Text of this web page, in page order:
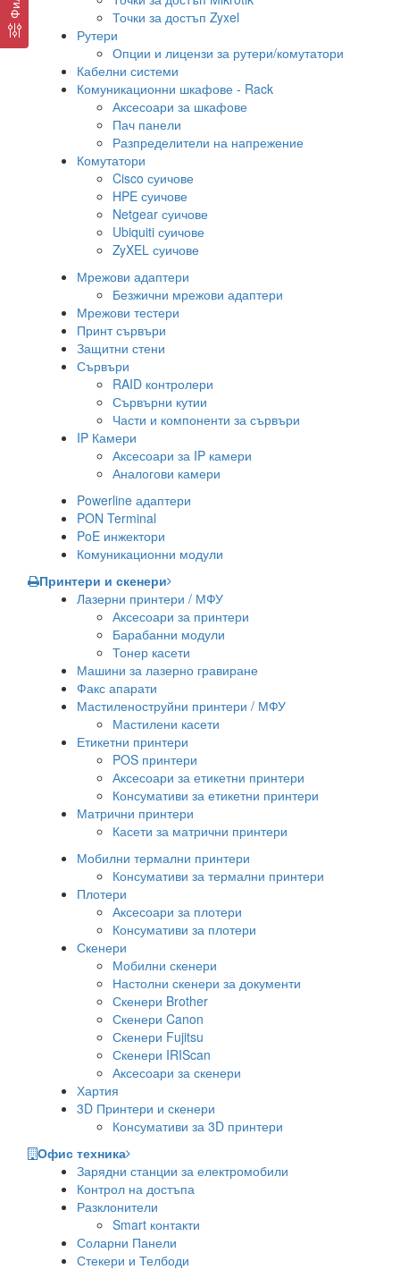
Точки за достъп Zyxel
Рутери
Опции и лицензи за рутери/комутатори
Кабелни системи
Комуникационни шкафове - Rack
Аксесоари за шкафове
Пач панели
Разпределители на напрежение
Комутатори
Cisco суичове
HPE суичове
Netgear суичове
Ubiquiti суичове
ZyXEL суичове
Мрежови адаптери
Безжични мрежови адаптери
Мрежови тестери
Принт сървъри
Защитни стени
Сървъри
RAID контролери
Сървърни кутии
Части и компоненти за сървъри
IP Камери
Аксесоари за IP камери
Аналогови камери
Powerline адаптери
PON Terminal
PoE инжектори
Комуникационни модули
Принтери и скенери
Лазерни принтери / МФУ
Аксесоари за принтери
Барабанни модули
Тонер касети
Машини за лазерно гравиране
Факс апарати
Мастиленоструйни принтери / МФУ
Мастилени касети
Етикетни принтери
POS принтери
Аксесоари за етикетни принтери
Консумативи за етикетни принтери
Матрични принтери
Касети за матрични принтери
Мобилни термални принтери
Консумативи за термални принтери
Плотери
Аксесоари за плотери
Консумативи за плотери
Скенери
Мобилни скенери
Настолни скенери за документи
Скенери Brother
Скенери Canon
Скенери Fujitsu
Скенери IRIScan
Аксесоари за скенери
Хартия
3D Принтери и скенери
Консумативи за 3D принтери
Офис техника
Зарядни станции за електромобили
Контрол на достъпа
Разклонители
Smart контакти
Соларни Панели
Стекери и Телбоди